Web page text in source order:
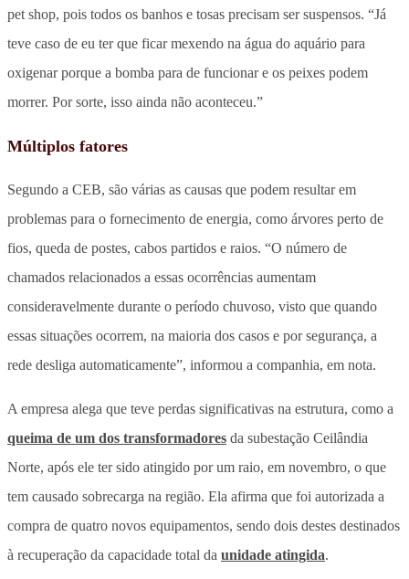
pet shop, pois todos os banhos e tosas precisam ser suspensos. “Já
teve caso de eu ter que ficar mexendo na água do aquário para
oxigenar porque a bomba para de funcionar e os peixes podem
morrer. Por sorte, isso ainda não aconteceu.”
Múltiplos fatores
Segundo a CEB, são várias as causas que podem resultar em
problemas para o fornecimento de energia, como árvores perto de
fios, queda de postes, cabos partidos e raios. “O número de
chamados relacionados a essas ocorrências aumentam
consideravelmente durante o período chuvoso, visto que quando
essas situações ocorrem, na maioria dos casos e por segurança, a
rede desliga automaticamente”, informou a companhia, em nota.
A empresa alega que teve perdas significativas na estrutura, como a
queima de um dos transformadores da subestação Ceilândia
Norte, após ele ter sido atingido por um raio, em novembro, o que
tem causado sobrecarga na região. Ela afirma que foi autorizada a
compra de quatro novos equipamentos, sendo dois destes destinados
à recuperação da capacidade total da unidade atingida.